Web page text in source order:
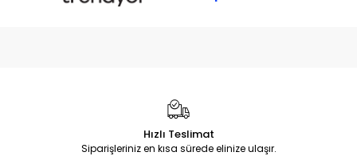
Hızlı Teslimat
Siparişleriniz en kısa sürede elinize ulaşır.